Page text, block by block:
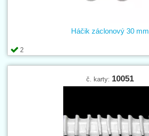
2
Háčik záclonový 30 mm
č. karty: 10051